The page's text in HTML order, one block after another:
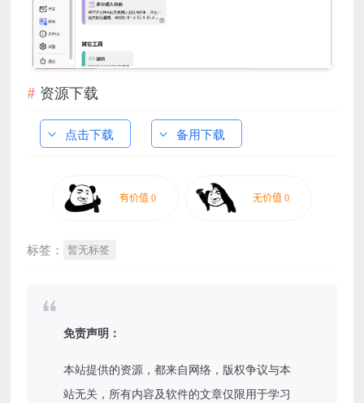
资源下载
点击下载 备用下载
标签： 暂无标签
免责声明：
本站提供的资源，都来自网络，版权争议与本
站无关，所有内容及软件的文章仅限用于学习